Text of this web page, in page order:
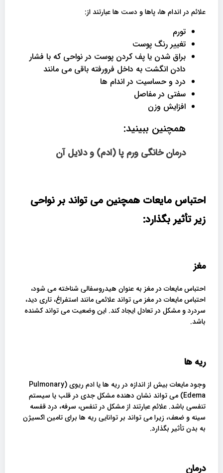
علائم در اندام ها، پاها و دست ها عبارتند از:
تورم
تغییر رنگ پوست
براق شدن یا پف کردن پوست در نواحی که با فشار
دادن انگشت به داخل فرورفته باقی می مانند
درد و حساسیت در اندام ها
سفتی در مفاصل
افزایش وزن
همچنین ببینید:
درمان خانگی ورم پا (ادم) و دلایل آن
احتباس مایعات همچنین می تواند بر نواحی
زیر تأثیر بگذارد:
مغز
احتباس مایعات در مغز به عنوان هیدروسفالی شناخته می شود،
احتباس مایعات در مغز می تواند علائمی مانند استفراغ، تاری دید،
سردرد و مشکل در تعادل ایجاد کند. این وضعیت می تواند کشنده
باشد.
ریه ها
وجود مایعات بیش از اندازه در ریه ها یا ادم ریوی (Pulmonary
Edema) می تواند نشان دهنده مشکل جدی در قلب یا سیستم
تنفسی باشد. علائم عبارتند از مشکل در تنفس، سرفه، درد قفسه
سینه و ضعف، زیرا می تواند بر توانایی ریه ها برای تامین اکسیژن
به بدن تأثیر بگذارد.
درمان